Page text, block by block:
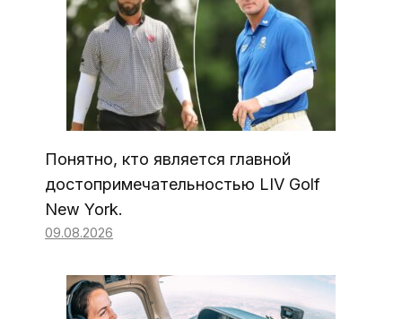
Понятно, кто является главной
достопримечательностью LIV Golf
New York.
09.08.2026